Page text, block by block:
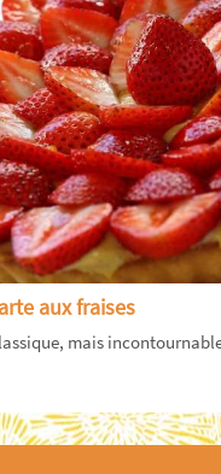
aux fraises
mais